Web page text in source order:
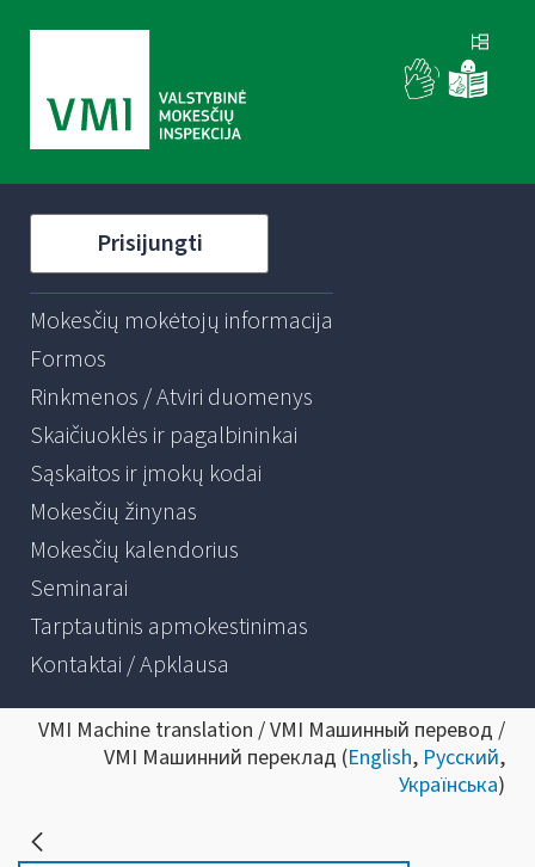
Prisijungti
Mokesčių mokėtojų informacija
Formos
Rinkmenos / Atviri duomenys
Skaičiuoklės ir pagalbininkai
Sąskaitos ir įmokų kodai
Mokesčių žinynas
Mokesčių kalendorius
Seminarai
Tarptautinis apmokestinimas
Kontaktai / Apklausa
VMI Machine translation / VMI Машинный перевод /
VMI Машинний переклад (English, Русский,
Українська)